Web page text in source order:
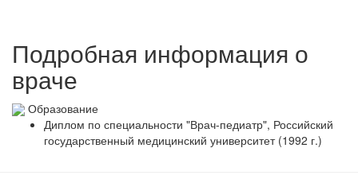
Подробная информация о
враче
Образование
Диплом по специальности "Врач-педиатр", Российский
государственный медицинский университет (1992 г.)